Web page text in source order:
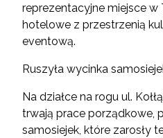
reprezentacyjne miejsce w
hotelowe z przestrzenią
eventową.
Ruszyła wycinka
Na działce na rogu ul.
trwają prace porządkowe,
samosiejek, które zarosły